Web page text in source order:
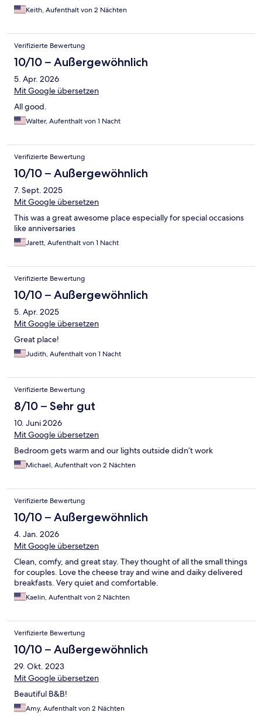
Keith, Aufenthalt von 2 Nächten
Verifizierte Bewertung
10/10 – Außergewöhnlich
5. Apr. 2026
Mit Google übersetzen
All good.
Walter, Aufenthalt von 1 Nacht
Verifizierte Bewertung
10/10 – Außergewöhnlich
7. Sept. 2025
Mit Google übersetzen
This was a great awesome place especially for special occasions
like anniversaries
Jarett, Aufenthalt von 1 Nacht
Verifizierte Bewertung
10/10 – Außergewöhnlich
5. Apr. 2025
Mit Google übersetzen
Great place!
Judith, Aufenthalt von 1 Nacht
Verifizierte Bewertung
8/10 – Sehr gut
10. Juni 2026
Mit Google übersetzen
Bedroom gets warm and our lights outside didn’t work
Michael, Aufenthalt von 2 Nächten
Verifizierte Bewertung
10/10 – Außergewöhnlich
4. Jan. 2026
Mit Google übersetzen
Clean, comfy, and great stay. They thought of all the small things
for couples. Love the cheese tray and wine and daiky delivered
breakfasts. Very quiet and comfortable.
Kaelin, Aufenthalt von 2 Nächten
Verifizierte Bewertung
10/10 – Außergewöhnlich
29. Okt. 2023
Mit Google übersetzen
Beautiful B&B!
Amy, Aufenthalt von 2 Nächten